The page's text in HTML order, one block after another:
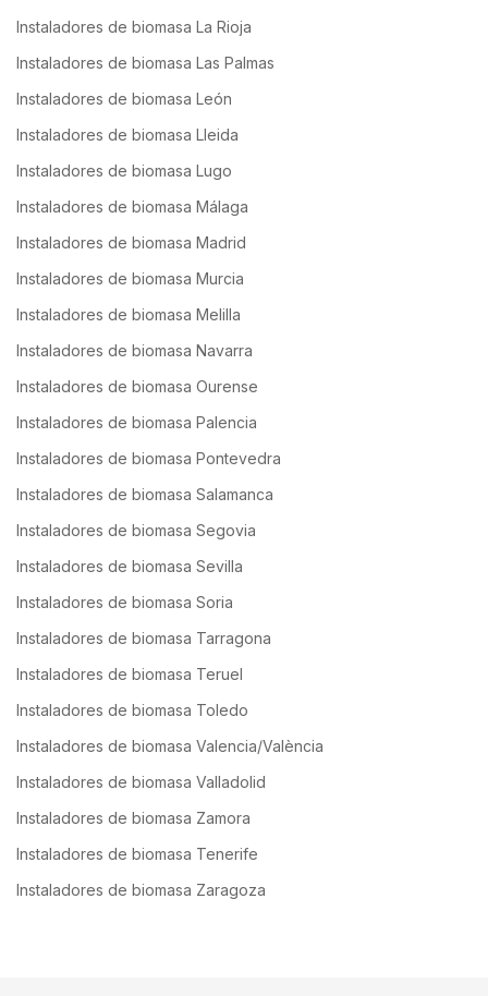
Instaladores de biomasa La Rioja
Instaladores de biomasa Las Palmas
Instaladores de biomasa León
Instaladores de biomasa Lleida
Instaladores de biomasa Lugo
Instaladores de biomasa Málaga
Instaladores de biomasa Madrid
Instaladores de biomasa Murcia
Instaladores de biomasa Melilla
Instaladores de biomasa Navarra
Instaladores de biomasa Ourense
Instaladores de biomasa Palencia
Instaladores de biomasa Pontevedra
Instaladores de biomasa Salamanca
Instaladores de biomasa Segovia
Instaladores de biomasa Sevilla
Instaladores de biomasa Soria
Instaladores de biomasa Tarragona
Instaladores de biomasa Teruel
Instaladores de biomasa Toledo
Instaladores de biomasa Valencia/València
Instaladores de biomasa Valladolid
Instaladores de biomasa Zamora
Instaladores de biomasa Tenerife
Instaladores de biomasa Zaragoza